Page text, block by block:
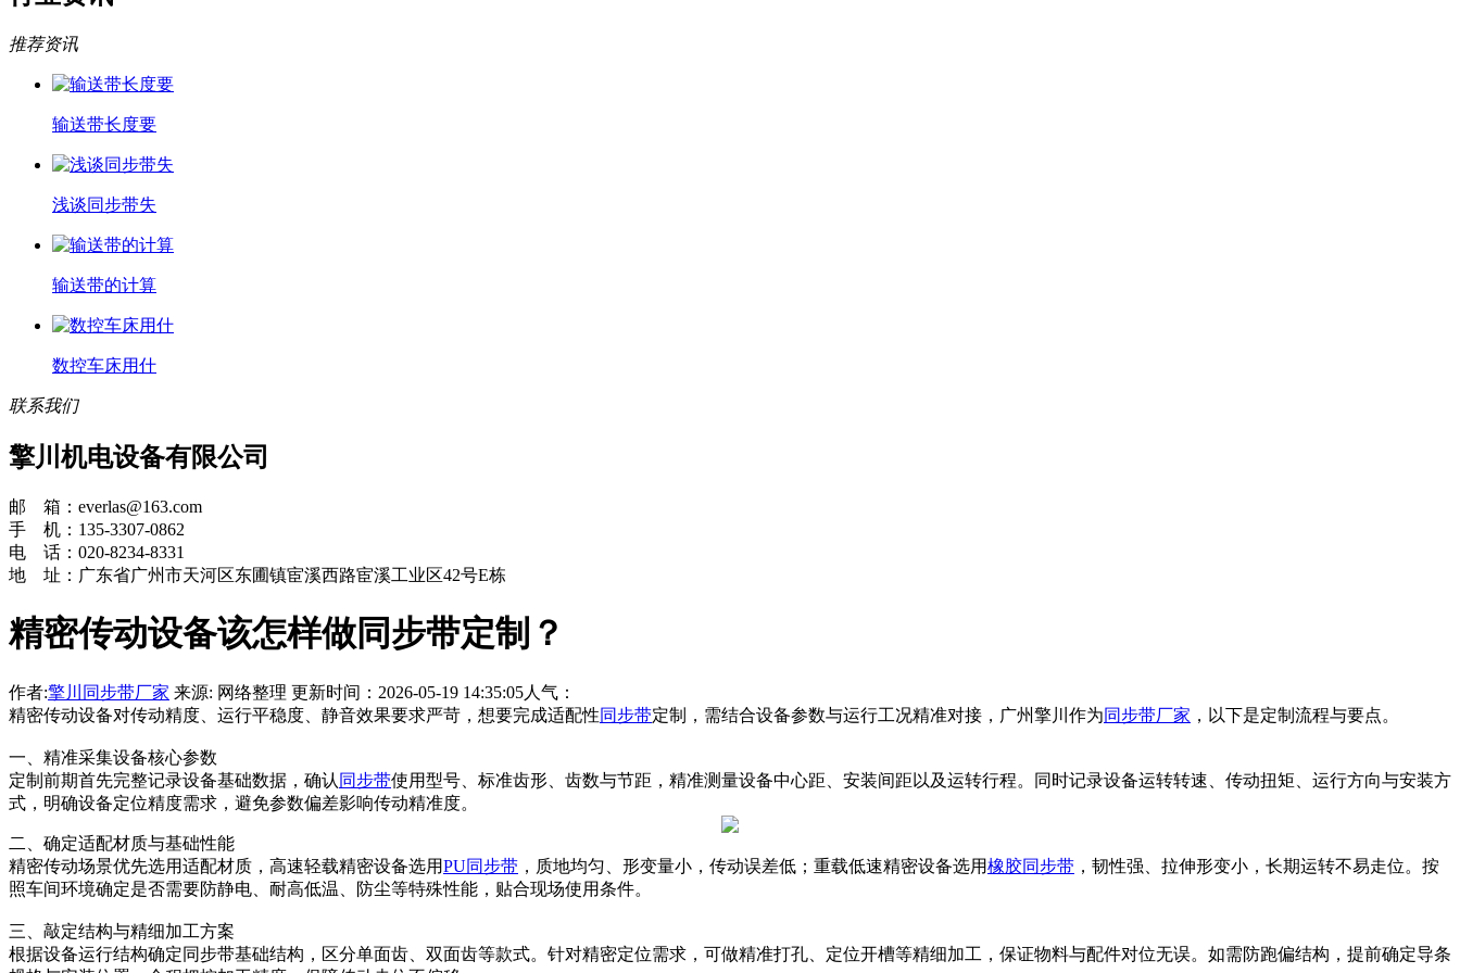
推荐资讯
输送带长度要
浅谈同步带失
输送带的计算
数控车床用什
联系我们
擎川机电设备有限公司
邮 箱：everlas@163.com
手 机：135-3307-0862
电 话：020-8234-8331
地 址：广东省广州市天河区东圃镇宦溪西路宦溪工业区42号E栋
精密传动设备该怎样做同步带定制？
作者:擎川同步带厂家 来源: 网络整理 更新时间：2026-05-19 14:35:05人气：
精密传动设备对传动精度、运行平稳度、静音效果要求严苛，想要完成适配性同步带定制，需结合设备参数与运行工况精准对接，广州擎川作为同步带厂家 ，以下是定制流程与要点。
一、精准采集设备核心参数
定制前期首先完整记录设备基础数据，确认 同步带使用型号、标准齿形、齿数与节距，精准测量设备中心距、安装间距以及运转行程。同时记录设备运转转速、传动扭矩、运行方向与安装方
式，明确设备定位精度需求，避免参数偏差影响传动精准度。
二、确定适配材质与基础性能
精密传动场景优先选用适配材质，高速轻载精密设备选用PU同步带 ，质地均匀、形变量小，传动误差低；重载低速精密设备选用橡胶同步带 ，韧性强、拉伸形变小，长期运转不易走位。按
照车间环境确定是否需要防静电、耐高低温、防尘等特殊性能，贴合现场使用条件。
三、敲定结构与精细加工方案
根据设备运行结构确定同步带基础结构，区分单面齿、双面齿等款式。针对精密定位需求，可做精准打孔、定位开槽等精细加工，保证物料与配件对位无误。如需防跑偏结构，提前确定导条